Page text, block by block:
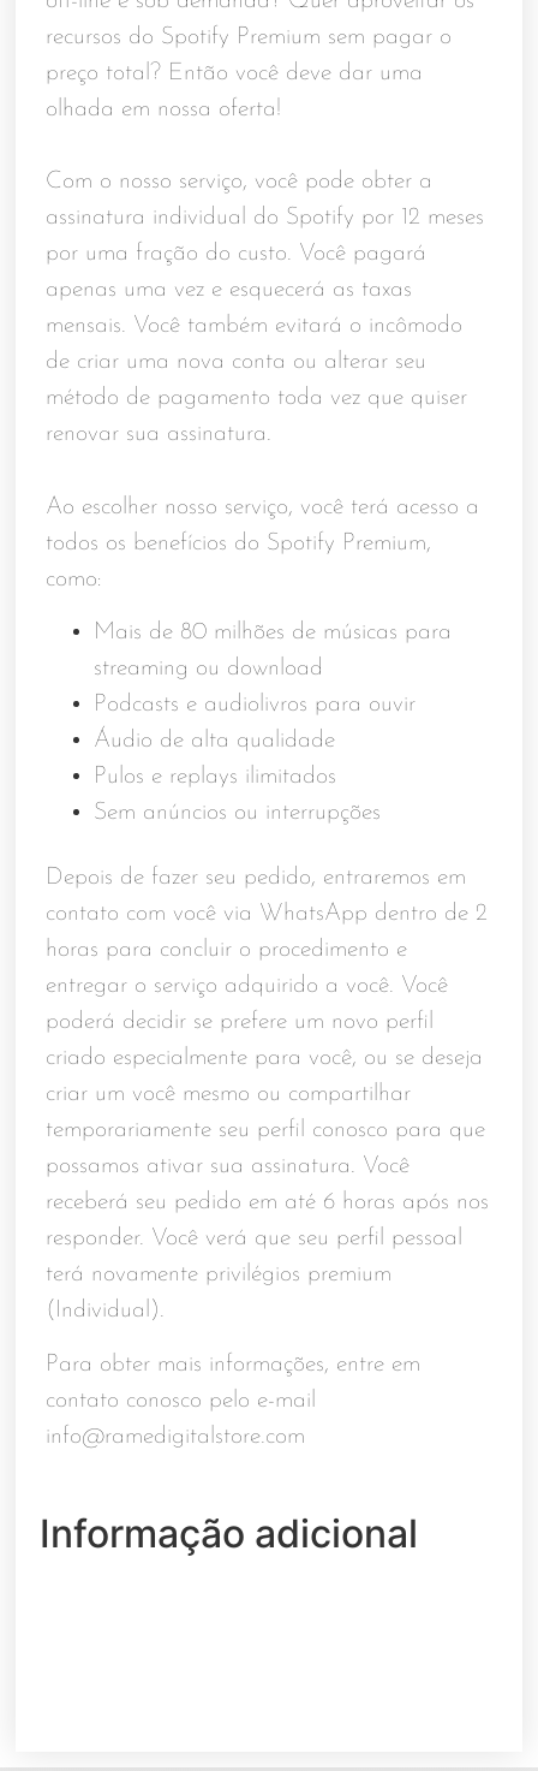
recursos do Spotify Premium sem pagar o
preço total? Então você deve dar uma
olhada em nossa oferta!
Com o nosso serviço, você pode obter a
assinatura individual do Spotify por 12 meses
por uma fração do custo. Você pagará
apenas uma vez e esquecerá as taxas
mensais. Você também evitará o incômodo
de criar uma nova conta ou alterar seu
método de pagamento toda vez que quiser
renovar sua assinatura.
Ao escolher nosso serviço, você terá acesso a
todos os benefícios do Spotify Premium,
como:
Mais de 80 milhões de músicas para
streaming ou download
Podcasts e audiolivros para ouvir
Áudio de alta qualidade
Pulos e replays ilimitados
Sem anúncios ou interrupções
Depois de fazer seu pedido, entraremos em
contato com você via WhatsApp dentro de 2
horas para concluir o procedimento e
entregar o serviço adquirido a você. Você
poderá decidir se prefere um novo perfil
criado especialmente para você, ou se deseja
criar um você mesmo ou compartilhar
temporariamente seu perfil conosco para que
possamos ativar sua assinatura. Você
receberá seu pedido em até 6 horas após nos
responder. Você verá que seu perfil pessoal
terá novamente privilégios premium
(Individual).
Para obter mais informações, entre em
contato conosco pelo e-mail
info@ramedigitalstore.com
Informação adicional